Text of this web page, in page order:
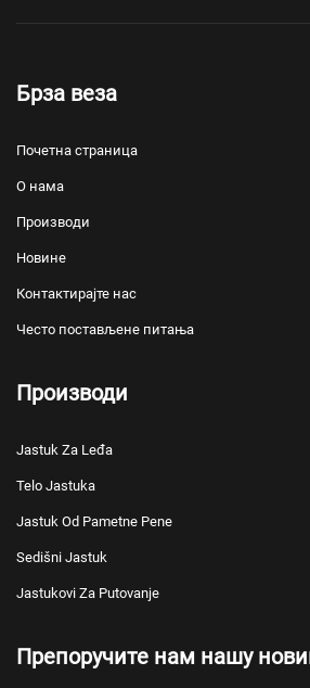
Брза веза
Почетна страница
О нама
Производи
Новине
Контактирајте нас
Често постављене питања
Производи
Jastuk Za Leđa
Telo Jastuka
Jastuk Od Pametne Pene
Sedišni Jastuk
Jastukovi Za Putovanje
Препоручите нам нашу